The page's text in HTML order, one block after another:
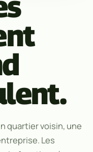
quartier voisin, une
Les